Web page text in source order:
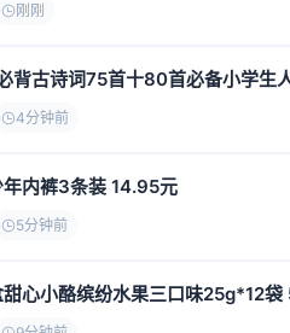
刚刚
背古诗词75首十80首必备小学生
4分钟前
内裤3条装 14.95元
5分钟前
甜心小酪缤纷水果三口味25g*12